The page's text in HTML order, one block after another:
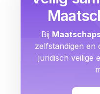
Bij
zelfstandigen en
juridisch veilige